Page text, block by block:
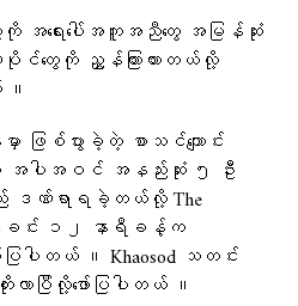
ရေးပေါ်အကူအညီ​တွေ အမြန်ဆုံး
တွေကို ညွှန်ကြားထားတယ်လို့
။
မှာ ဖြစ်ပွားခဲ့တဲ့ စာသင်ကျောင်း
အပါအဝင် အနည်းဆုံး ၅ ဦး
း ဒဏ်ရာရခဲ့တယ်လို့ The
ေ့ခင်း ၁၂ နာရီခန့်က
ပြပါတယ် ။ Khaosod သတင်း
လာပြီလို့​ဖော်ပြပါတယ် ။